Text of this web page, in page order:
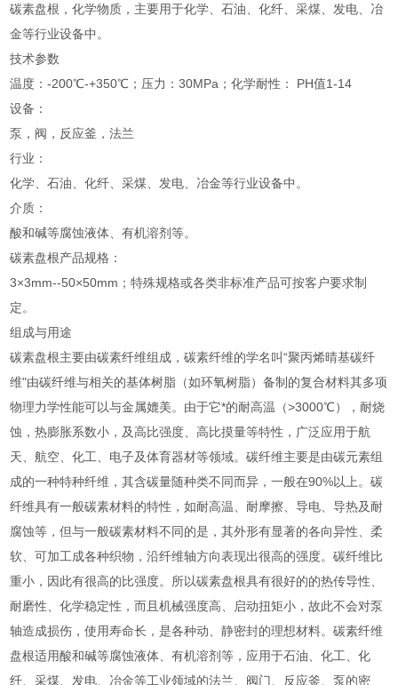
碳素盘根，化学物质，主要用于化学、石油、化纤、采煤、发电、冶
金等行业设备中。
技术参数
温度：-200℃-+350℃；压力：30MPa；化学耐性： PH值1-14
设备：
泵，阀，反应釜，法兰
行业：
化学、石油、化纤、采煤、发电、冶金等行业设备中。
介质：
酸和碱等腐蚀液体、有机溶剂等。
碳素盘根产品规格：
3×3mm--50×50mm；特殊规格或各类非标准产品可按客户要求制
定。
组成与用途
碳素盘根主要由碳素纤维组成，碳素纤维的学名叫“聚丙烯晴基碳纤
维"由碳纤维与相关的基体树脂（如环氧树脂）备制的复合材料其多项
物理力学性能可以与金属媲美。由于它*的耐高温（>3000℃），耐烧
蚀，热膨胀系数小，及高比强度、高比摸量等特性，广泛应用于航
天、航空、化工、电子及体育器材等领域。碳纤维主要是由碳元素组
成的一种特种纤维，其含碳量随种类不同而异，一般在90%以上。碳
纤维具有一般碳素材料的特性，如耐高温、耐摩擦、导电、导热及耐
腐蚀等，但与一般碳素材料不同的是，其外形有显著的各向异性、柔
软、可加工成各种织物，沿纤维轴方向表现出很高的强度。碳纤维比
重小，因此有很高的比强度。所以碳素盘根具有很好的的热传导性、
耐磨性、化学稳定性，而且机械强度高、启动扭矩小，故此不会对泵
轴造成损伤，使用寿命长，是各种动、静密封的理想材料。碳素纤维
盘根适用酸和碱等腐蚀液体、有机溶剂等，应用于石油、化工、化
纤、采煤、发电、冶金等工业领域的法兰、阀门、反应釜、泵的密